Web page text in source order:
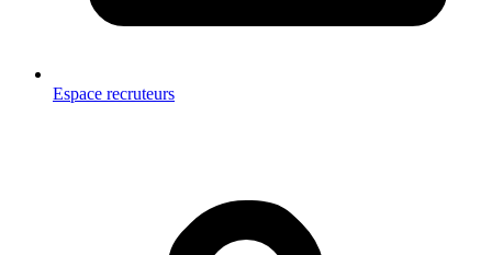
Espace recruteurs